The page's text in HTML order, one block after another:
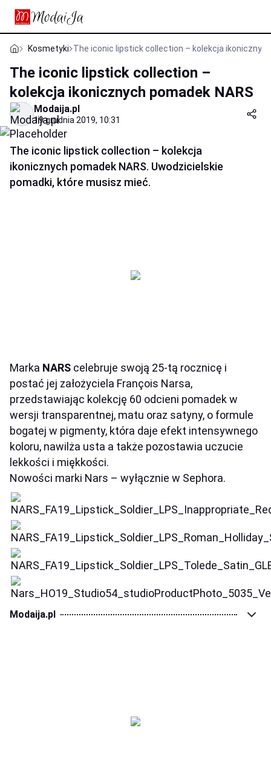
Kosmetyki The iconic lipstick collection – kolekcja
The iconic lipstick collection –
kolekcja ikonicznych pomadek NARS
Modaija.pl
19 grudnia 2019, 10:31
The iconic lipstick collection – kolekcja
ikonicznych pomadek NARS. Uwodzicielskie
pomadki, które musisz mieć.
Marka NARS celebruje swoją 25-tą rocznicę i
postać jej założyciela François Narsa,
przedstawiając kolekcję 60 odcieni pomadek w
wersji transparentnej, matu oraz satyny, o formule
bogatej w pigmenty, która daje efekt intensywnego
koloru, nawilża usta a także pozostawia uczucie
lekkości i miękkości.
Nowości marki Nars – wyłącznie w Sephora.
Modaija.pl